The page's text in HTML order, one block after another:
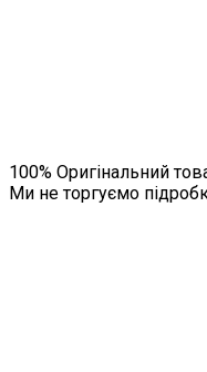
100% Оригінальний
Ми не торгуємо